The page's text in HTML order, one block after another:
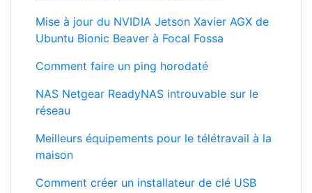
Comment faire un ping horodaté
NAS Netgear ReadyNAS introuvable sur le
réseau
Meilleurs équipements pour le télétravail à la
maison
Comment créer un installateur de clé USB
pour Microsoft Windows 10
Fosi Audio BT20A Mini Hi-Fi Class D